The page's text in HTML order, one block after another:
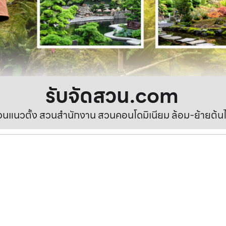
รับจัดสวน.com
แนวตั้ง สวนสำนักงาน สวนคอนโดมิเนียม ล้อม-ย้ายต้น